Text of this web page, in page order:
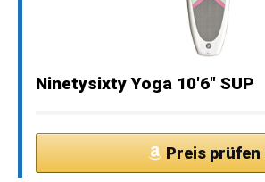
Ninetysixty Yoga 10'6" SUP
Preis prüfen